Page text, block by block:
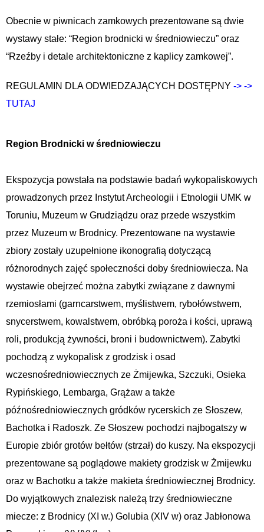
Obecnie w piwnicach zamkowych prezentowane są dwie
wystawy stałe: “Region brodnicki w średniowieczu” oraz
“Rzeźby i detale architektoniczne z kaplicy zamkowej”.
REGULAMIN DLA ODWIEDZAJĄCYCH DOSTĘPNY -> ->
TUTAJ
Region Brodnicki w średniowieczu
Ekspozycja powstała na podstawie badań wykopaliskowych
prowadzonych przez Instytut Archeologii i Etnologii UMK w
Toruniu, Muzeum w Grudziądzu oraz przede wszystkim
przez Muzeum w Brodnicy. Prezentowane na wystawie
zbiory zostały uzupełnione ikonografią dotyczącą
różnorodnych zajęć społeczności doby średniowiecza. Na
wystawie obejrzeć można zabytki związane z dawnymi
rzemiosłami (garncarstwem, myślistwem, rybołówstwem,
snycerstwem, kowalstwem, obróbką poroża i kości, uprawą
roli, produkcją żywności, broni i budownictwem). Zabytki
pochodzą z wykopalisk z grodzisk i osad
wczesnośredniowiecznych ze Żmijewka, Szczuki, Osieka
Rypińskiego, Lembarga, Grążaw a także
późnośredniowiecznych gródków rycerskich ze Słoszew,
Bachotka i Radoszk. Ze Słoszew pochodzi najbogatszy w
Europie zbiór grotów bełtów (strzał) do kuszy. Na ekspozycji
prezentowane są poglądowe makiety grodzisk w Żmijewku
oraz w Bachotku a także makieta średniowiecznej Brodnicy.
Do wyjątkowych znalezisk należą trzy średniowieczne
miecze: z Brodnicy (XI w.) Golubia (XIV w) oraz Jabłonowa